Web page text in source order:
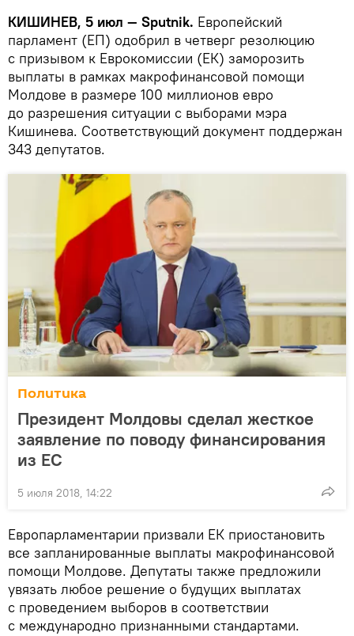
КИШИНЕВ, 5 июл — Sputnik. Европейский
парламент (ЕП) одобрил в четверг резолюцию
с призывом к Еврокомиссии (ЕК) заморозить
выплаты в рамках макрофинансовой помощи
Молдове в размере 100 миллионов евро
до разрешения ситуации с выборами мэра
Кишинева. Соответствующий документ поддержан
343 депутатов.
Политика
Президент Молдовы сделал жесткое
заявление по поводу финансирования
из ЕС
5 июля 2018, 14:22
Европарламентарии призвали ЕК приостановить
все запланированные выплаты макрофинансовой
помощи Молдове. Депутаты также предложили
увязать любое решение о будущих выплатах
с проведением выборов в соответствии
с международно признанными стандартами.